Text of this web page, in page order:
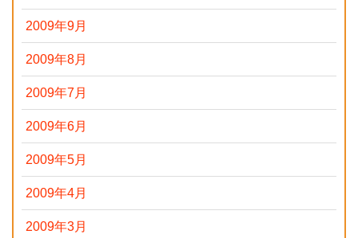
2009年9月
2009年8月
2009年7月
2009年6月
2009年5月
2009年4月
2009年3月